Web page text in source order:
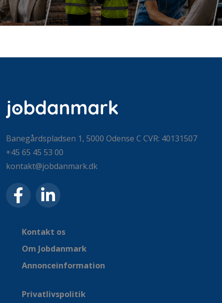
Banegårdspladsen 1, 5000 Odense C CVR: 40131507
+45 65 45 53 00
kontakt@jobdanmark.dk
Kontakt os
Om Jobdanmark
Annonceinformation
Privatlivspolitik